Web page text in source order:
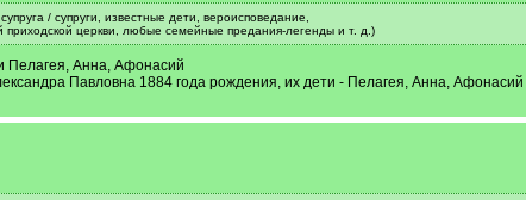
/ супруги, известные дети, вероисповедание,
церкви, любые семейные предания-легенды и т. д.)
Пелагея, Анна, Афонасий
Павловна 1884 года рождения, их дети - Пелагея, Анна, Афонасий